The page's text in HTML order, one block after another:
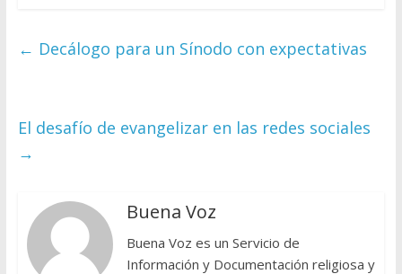
← Decálogo para un Sínodo con expectativas
El desafío de evangelizar en las redes sociales
→
Buena Voz
Buena Voz es un Servicio de
Información y Documentación religiosa y